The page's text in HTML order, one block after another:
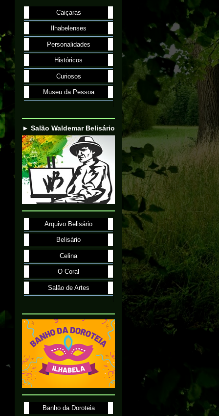
Caiçaras
Ilhabelenses
Personalidades
Históricos
Curiosos
Museu da Pessoa
► Salão Waldemar Belisário
Arquivo Belisário
Belisário
Celina
O Coral
Salão de Artes
Banho da Doroteia